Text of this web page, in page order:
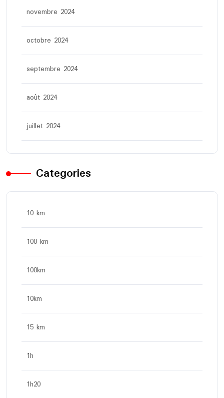
novembre 2024
octobre 2024
septembre 2024
août 2024
juillet 2024
Categories
10 km
100 km
100km
10km
15 km
1h
1h20